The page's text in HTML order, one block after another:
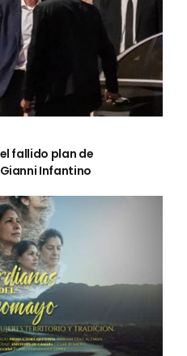
fallido plan de
Infantino